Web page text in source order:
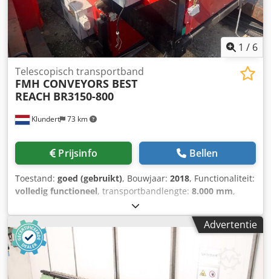
1 / 6
Klundert 73 km
Telescopisch transportband
FMH CONVEYORS BEST
REACH BR3150-800
Prijsinfo Bellen
Toestand: goed (gebruikt), Bouwjaar: 2018, Functionaliteit:
volledig functioneel, transportbandlengte: 8.000 mm,
800 mm
vermogen:4,5 kW (6,12 pk), ingangsfrequentie:50 Hz,
ID43709 MACHINE: Telescopic Boom Conveyor BRAND: FMH
Conveyors Best Reach TYPE: BR3150-800 YEAR: 2018
Dcedpfx Aowhdd Nsm Rjk LENGTH RETRACTED: 8m
LENGTH EXTENDED: 23m
Advertentie